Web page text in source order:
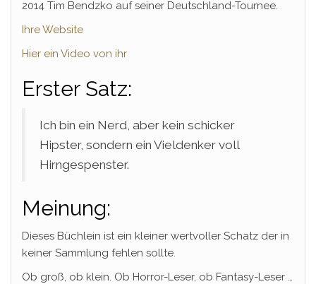
2014 Tim Bendzko auf seiner Deutschland-Tournee.
Ihre Website
Hier ein Video von ihr
Erster Satz:
Ich bin ein Nerd, aber kein schicker
Hipster, sondern ein Vieldenker voll
Hirngespenster.
Meinung:
Dieses Büchlein ist ein kleiner wertvoller Schatz der in
keiner Sammlung fehlen sollte.
Ob groß, ob klein. Ob Horror-Leser, ob Fantasy-Leser …